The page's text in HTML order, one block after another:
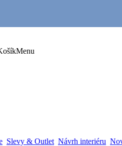
Menu
Slevy & Outlet Návrh interiéru